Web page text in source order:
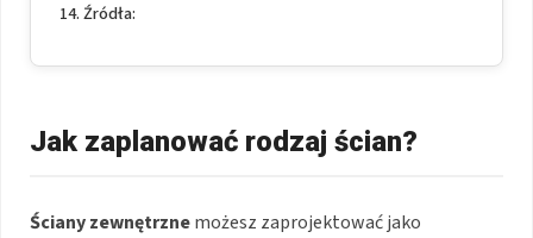
Źródła:
Jak zaplanować rodzaj ścian?
Ściany zewnętrznemożesz zaprojektować jako